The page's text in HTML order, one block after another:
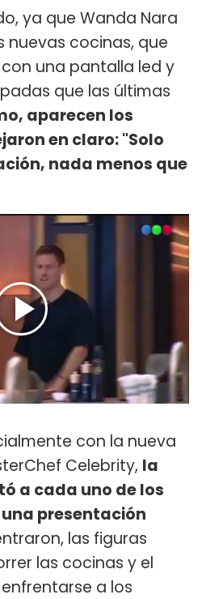
ya que Wanda Nara
cocinas, que
una pantalla led y
que las últimas
aparecen los
en claro: "Solo
nada menos que
con la nueva
Celebrity, la
a cada uno de los
presentación
las figuras
las cocinas y el
a los